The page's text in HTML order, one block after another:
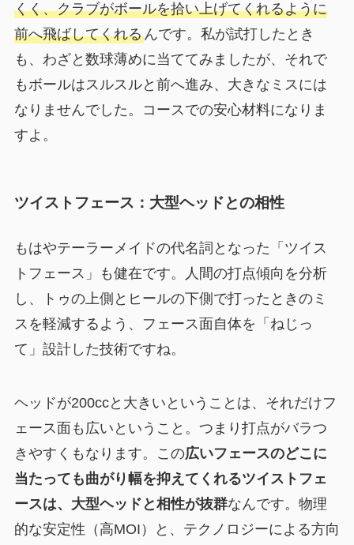
くく、クラブがボールを拾い上げてくれるように
前へ飛ばしてくれるんです。私が試打したとき
も、わざと数球薄めに当ててみましたが、それで
もボールはスルスルと前へ進み、大きなミスには
なりませんでした。コースでの安心材料になりま
すよ。
ツイストフェース：大型ヘッドとの相性
もはやテーラーメイドの代名詞となった「ツイス
トフェース」も健在です。人間の打点傾向を分析
し、トゥの上側とヒールの下側で打ったときのミ
スを軽減するよう、フェース面自体を「ねじっ
て」設計した技術ですね。
ヘッドが200ccと大きいということは、それだけフ
ェース面も広いということ。つまり打点がバラつ
きやすくもなります。この広いフェースのどこに
当たっても曲がり幅を抑えてくれるツイストフェ
ースは、大型ヘッドと相性が抜群なんです。物理
的な安定性（高MOI）と、テクノロジーによる方向